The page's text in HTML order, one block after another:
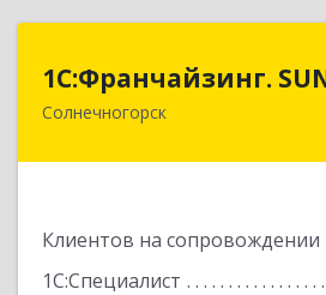
1С:Франчайзинг.
Солнечногорск
Клиентов на сопровождении
1С:Специалист
141503, Московская обл,